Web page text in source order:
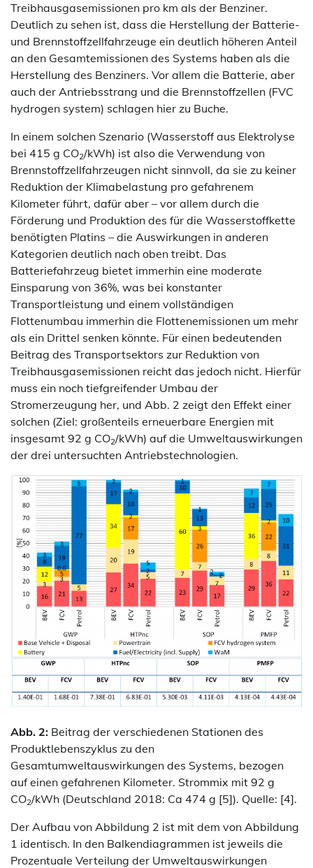
Treibhausgasemissionen pro km als der Benziner.
Deutlich zu sehen ist, dass die Herstellung der Batterie-
und Brennstoffzellfahrzeuge ein deutlich höheren Anteil
an den Gesamtemissionen des Systems haben als die
Herstellung des Benziners. Vor allem die Batterie, aber
auch der Antriebsstrang und die Brennstoffzellen (FVC
hydrogen system) schlagen hier zu Buche.
In einem solchen Szenario (Wasserstoff aus Elektrolyse
bei 415 g CO2/kWh) ist also die Verwendung von
Brennstoffzellfahrzeugen nicht sinnvoll, da sie zu keiner
Reduktion der Klimabelastung pro gefahrenem
Kilometer führt, dafür aber – vor allem durch die
Förderung und Produktion des für die Wasserstoffkette
benötigten Platins – die Auswirkungen in anderen
Kategorien deutlich nach oben treibt. Das
Batteriefahrzeug bietet immerhin eine moderate
Einsparung von 36%, was bei konstanter
Transportleistung und einem vollständigen
Flottenumbau immerhin die Flottenemissionen um mehr
als ein Drittel senken könnte. Für einen bedeutenden
Beitrag des Transportsektors zur Reduktion von
Treibhausgasemissionen reicht das jedoch nicht. Hierfür
muss ein noch tiefgreifender Umbau der
Stromerzeugung her, und Abb. 2 zeigt den Effekt einer
solchen (Ziel: großenteils erneuerbare Energien mit
insgesamt 92 g CO2/kWh) auf die Umweltauswirkungen
der drei untersuchten Antriebstechnologien.
Abb. 2: Beitrag der verschiedenen Stationen des
Produktlebenszyklus zu den
Gesamtumweltauswirkungen des Systems, bezogen
auf einen gefahrenen Kilometer. Strommix mit 92 g
CO2/kWh (Deutschland 2018: Ca 474 g [5]). Quelle: [4].
Der Aufbau von Abbildung 2 ist mit dem von Abbildung
1 identisch. In den Balkendiagrammen ist jeweils die
Prozentuale Verteilung der Umweltauswirkungen